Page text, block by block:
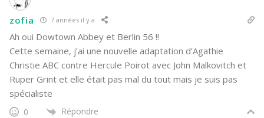
zofia 7 années il y a
Ah oui Dowtown Abbey et Berlin 56 !!
Cette semaine, j’ai une nouvelle adaptation d’Agathie
Christie ABC contre Hercule Poirot avec John Malkovitch et
Ruper Grint et elle était pas mal du tout mais je suis pas
spécialiste
0 Répondre